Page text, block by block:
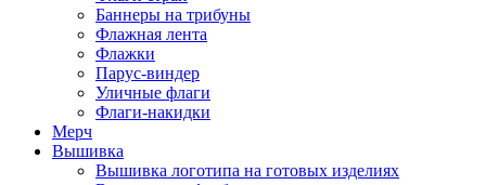
Баннеры на трибуны
Флажная лента
Флажки
Парус-виндер
Уличные флаги
Флаги-накидки
Мерч
Вышивка
Вышивка логотипа на готовых изделиях